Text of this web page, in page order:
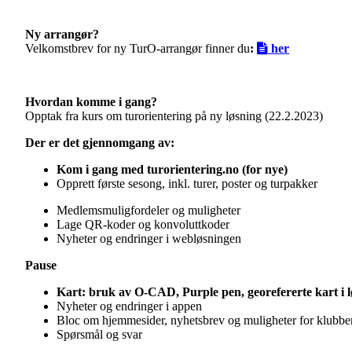
Ny arrangør?
Velkomstbrev for ny TurO-arrangør finner du: her
Hvordan komme i gang?
Opptak fra kurs om turorientering på ny løsning (22.2.2023)
Der er det gjennomgang av:
Kom i gang med turorientering.no (for nye)
Opprett første sesong, inkl. turer, poster og turpakker
Medlemsmuligfordeler og muligheter
Lage QR-koder og konvoluttkoder
Nyheter og endringer i webløsningen
Pause
Kart: bruk av O-CAD, Purple pen, georefererte kart i
Nyheter og endringer i appen
Bloc om hjemmesider, nyhetsbrev og muligheter for
Spørsmål og svar